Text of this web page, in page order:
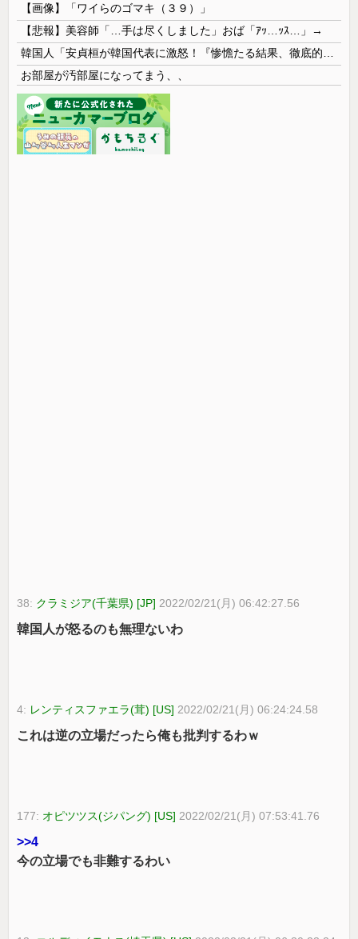
【画像】「ワイらのゴマキ（３９）」
【悲報】美容師「…手は尽くしました」おば「ｱｯ…ｯｽ…」→
お部屋が汚部屋になってまう、、
38: クラミジア(千葉県) [JP] 2022/02/21(月) 06:42:27.56
韓国人が怒るのも無理ないわ
4: レンティスファエラ(茸) [US] 2022/02/21(月) 06:24:24.58
これは逆の立場だったら俺も批判するわｗ
177: オピツツス(ジパング) [US] 2022/02/21(月) 07:53:41.76
>>4
今の立場でも非難するわい